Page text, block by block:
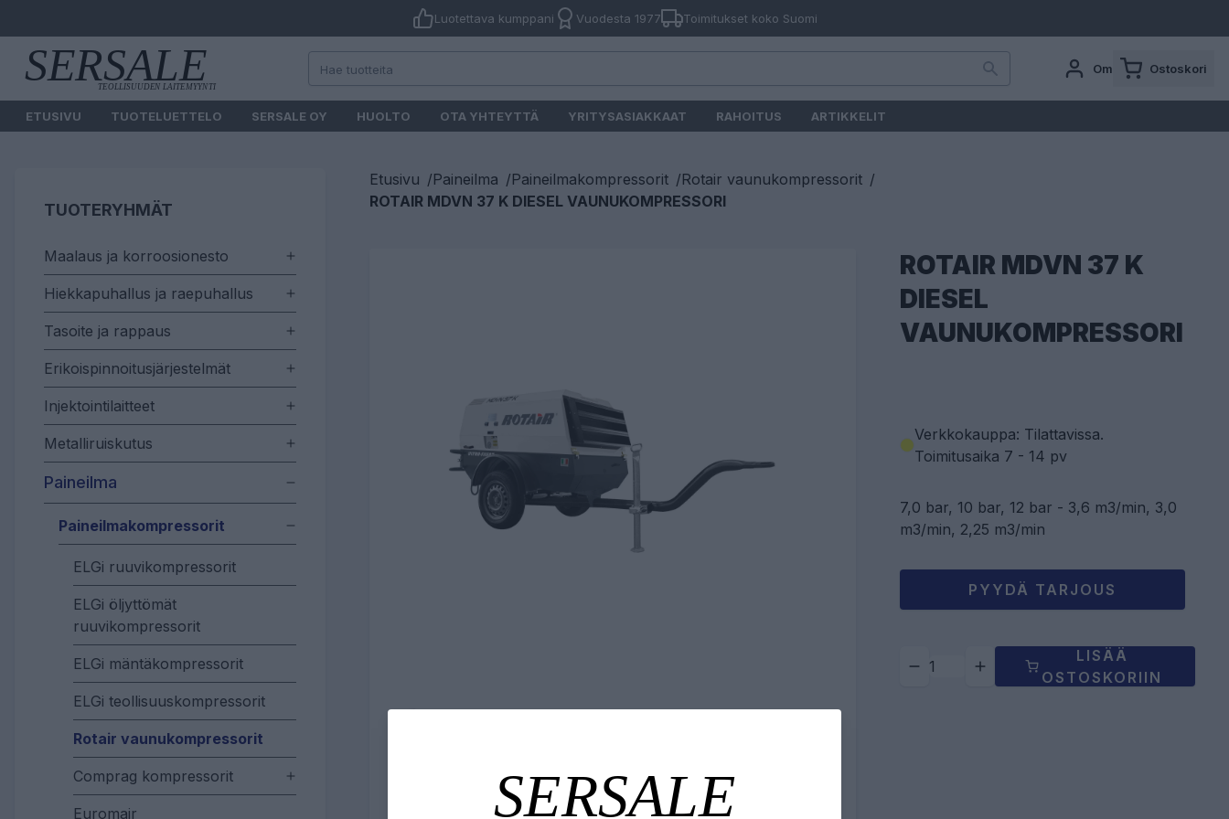
Luotettava kumppani Vuodesta 1977 Toimitukset koko Suomi
Oma tili Ostoskori
ETUSIVU TUOTELUETTELO SERSALE OY HUOLTO OTA YHTEYTTÄ YRITYSASIAKKAAT RAHOITUS ARTIKKELIT
TUOTERYHMÄT
Maalaus ja korroosionesto
Hiekkapuhallus ja raepuhallus
Tasoite ja rappaus
Erikoispinnoitusjärjestelmät
Injektointilaitteet
Metalliruiskutus
Paineilma
Paineilmakompressorit
ELGi ruuvikompressorit
ELGi öljyttömät
ruuvikompressorit
ELGi mäntäkompressorit
ELGi teollisuuskompressorit
Rotair vaunukompressorit
Comprag kompressorit
Euromair
Etusivu /Paineilma /Paineilmakompressorit /Rotair vaunukompressorit /
ROTAIR MDVN 37 K DIESEL VAUNUKOMPRESSORI
ROTAIR MDVN 37 K
DIESEL
VAUNUKOMPRESSORI
Verkkokauppa: Tilattavissa.
Toimitusaika 7 - 14 pv
7,0 bar, 10 bar, 12 bar - 3,6 m3/min, 3,0
m3/min, 2,25 m3/min
PYYDÄ TARJOUS
LISÄÄ
OSTOSKORIIN